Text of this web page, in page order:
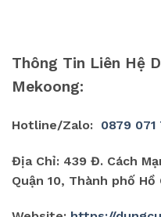
Thông Tin Liên Hệ
Mekoong:
Hotline/Zalo: 0879 071
Địa Chỉ: 439 Đ. Cách
Quận 10, Thành phố Hồ